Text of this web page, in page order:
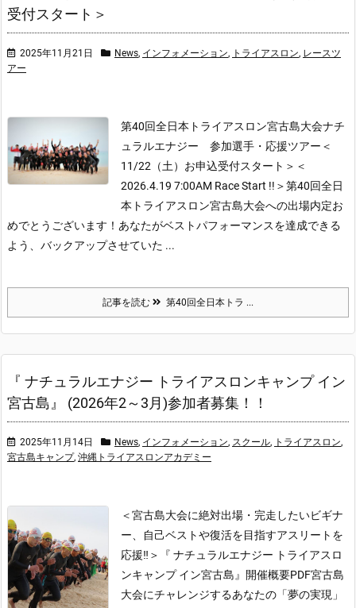
受付スタート＞
2025年11月21日 News, インフォメーション, トライアスロン, レースツ
アー
第40回全日本トライアスロン宮古島大会ナチ
ュラルエナジー 参加選手・応援ツアー＜
11/22（土）お申込受付スタート＞ ＜
2026.4.19 7:00AM Race Start !!＞第40回全日
本トライアスロン宮古島大会への出場内定お
めでとうございます！ あなたがベストパフォーマンスを達成できる
よう、バックアップさせていた ...
記事を読む 第40回全日本トラ ...
『 ナチュラルエナジー トライアスロンキャンプ イン
宮古島』 (2026年2～3月)参加者募集！！
2025年11月14日 News, インフォメーション, スクール, トライアスロン,
宮古島キャンプ, 沖縄トライアスロンアカデミー
＜宮古島大会に絶対出場・完走したいビギナ
ー、自己ベストや復活を目指すアスリートを
応援‼＞
『 ナチュラルエナジー トライアスロ
ンキャンプ イン宮古島』開催概要PDF宮古島
大会にチャレンジするあなたの「夢の実現」